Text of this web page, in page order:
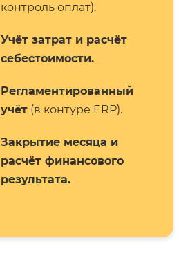
контроль оплат).
Учёт затрат и расчёт
себестоимости.
Регламентированный
учёт (в контуре ERP).
Закрытие месяца и
расчёт финансового
результата.